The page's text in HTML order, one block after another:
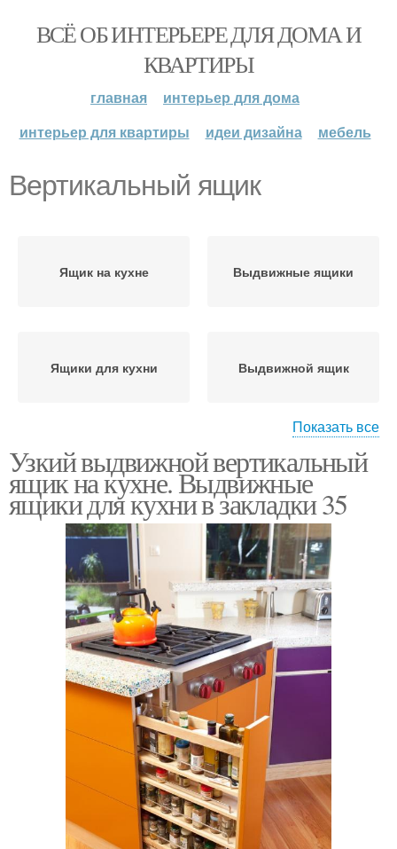
ВСЁ ОБ ИНТЕРЬЕРЕ ДЛЯ ДОМА И
КВАРТИРЫ
главная
интерьер для дома
интерьер для квартиры
идеи дизайна мебель
Вертикальный ящик
Ящик на кухне Выдвижные ящики
Ящики для кухни Выдвижной ящик
Ящик для встраивания Вертикальная полка
Показать все
Узкий выдвижной вертикальный
ящик на кухне. Выдвижные
ящики для кухни в закладки 35